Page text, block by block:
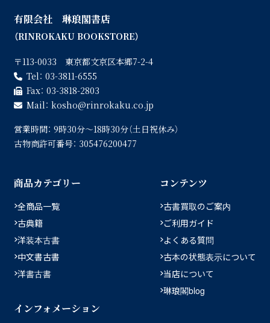
有限会社 琳琅閣書店
（RINROKAKU BOOKSTORE）
〒113-0033 東京都文京区本郷7-2-4
Tel： 03-3811-6555
Fax： 03-3818-2803
Mail： kosho
rinrokaku.co.jp
営業時間： 9時30分〜18時30分（土日祝休み）
古物商許可番号： 305476200477
商品カテゴリー
全商品一覧
古典籍
洋装本古書
中文書古書
洋書古書
コンテンツ
古書買取のご案内
ご利用ガイド
よくある質問
古本の状態表示について
当店について
琳琅閣blog
インフォメーション